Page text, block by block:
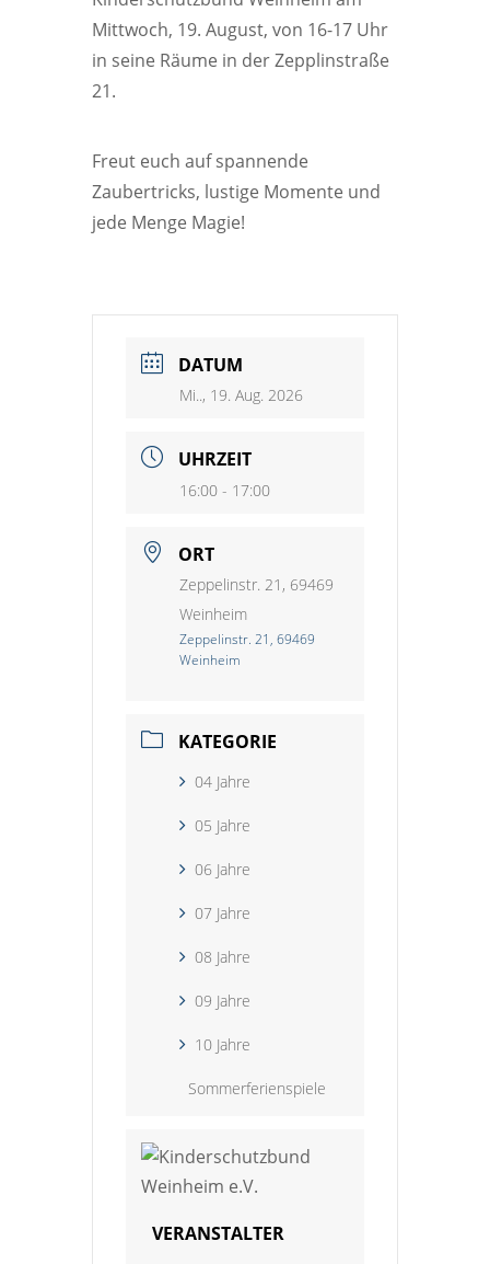
Mittwoch, 19. August, von 16-17 Uhr
in seine Räume in der Zepplinstraße
21.
Freut euch auf spannende
Zaubertricks, lustige Momente und
jede Menge Magie!
DATUM
Mi.., 19. Aug. 2026
UHRZEIT
16:00 - 17:00
ORT
Zeppelinstr. 21, 69469
Weinheim
Zeppelinstr. 21, 69469
Weinheim
KATEGORIE
04 Jahre
05 Jahre
06 Jahre
07 Jahre
08 Jahre
09 Jahre
10 Jahre
Sommerferienspiele
VERANSTALTER